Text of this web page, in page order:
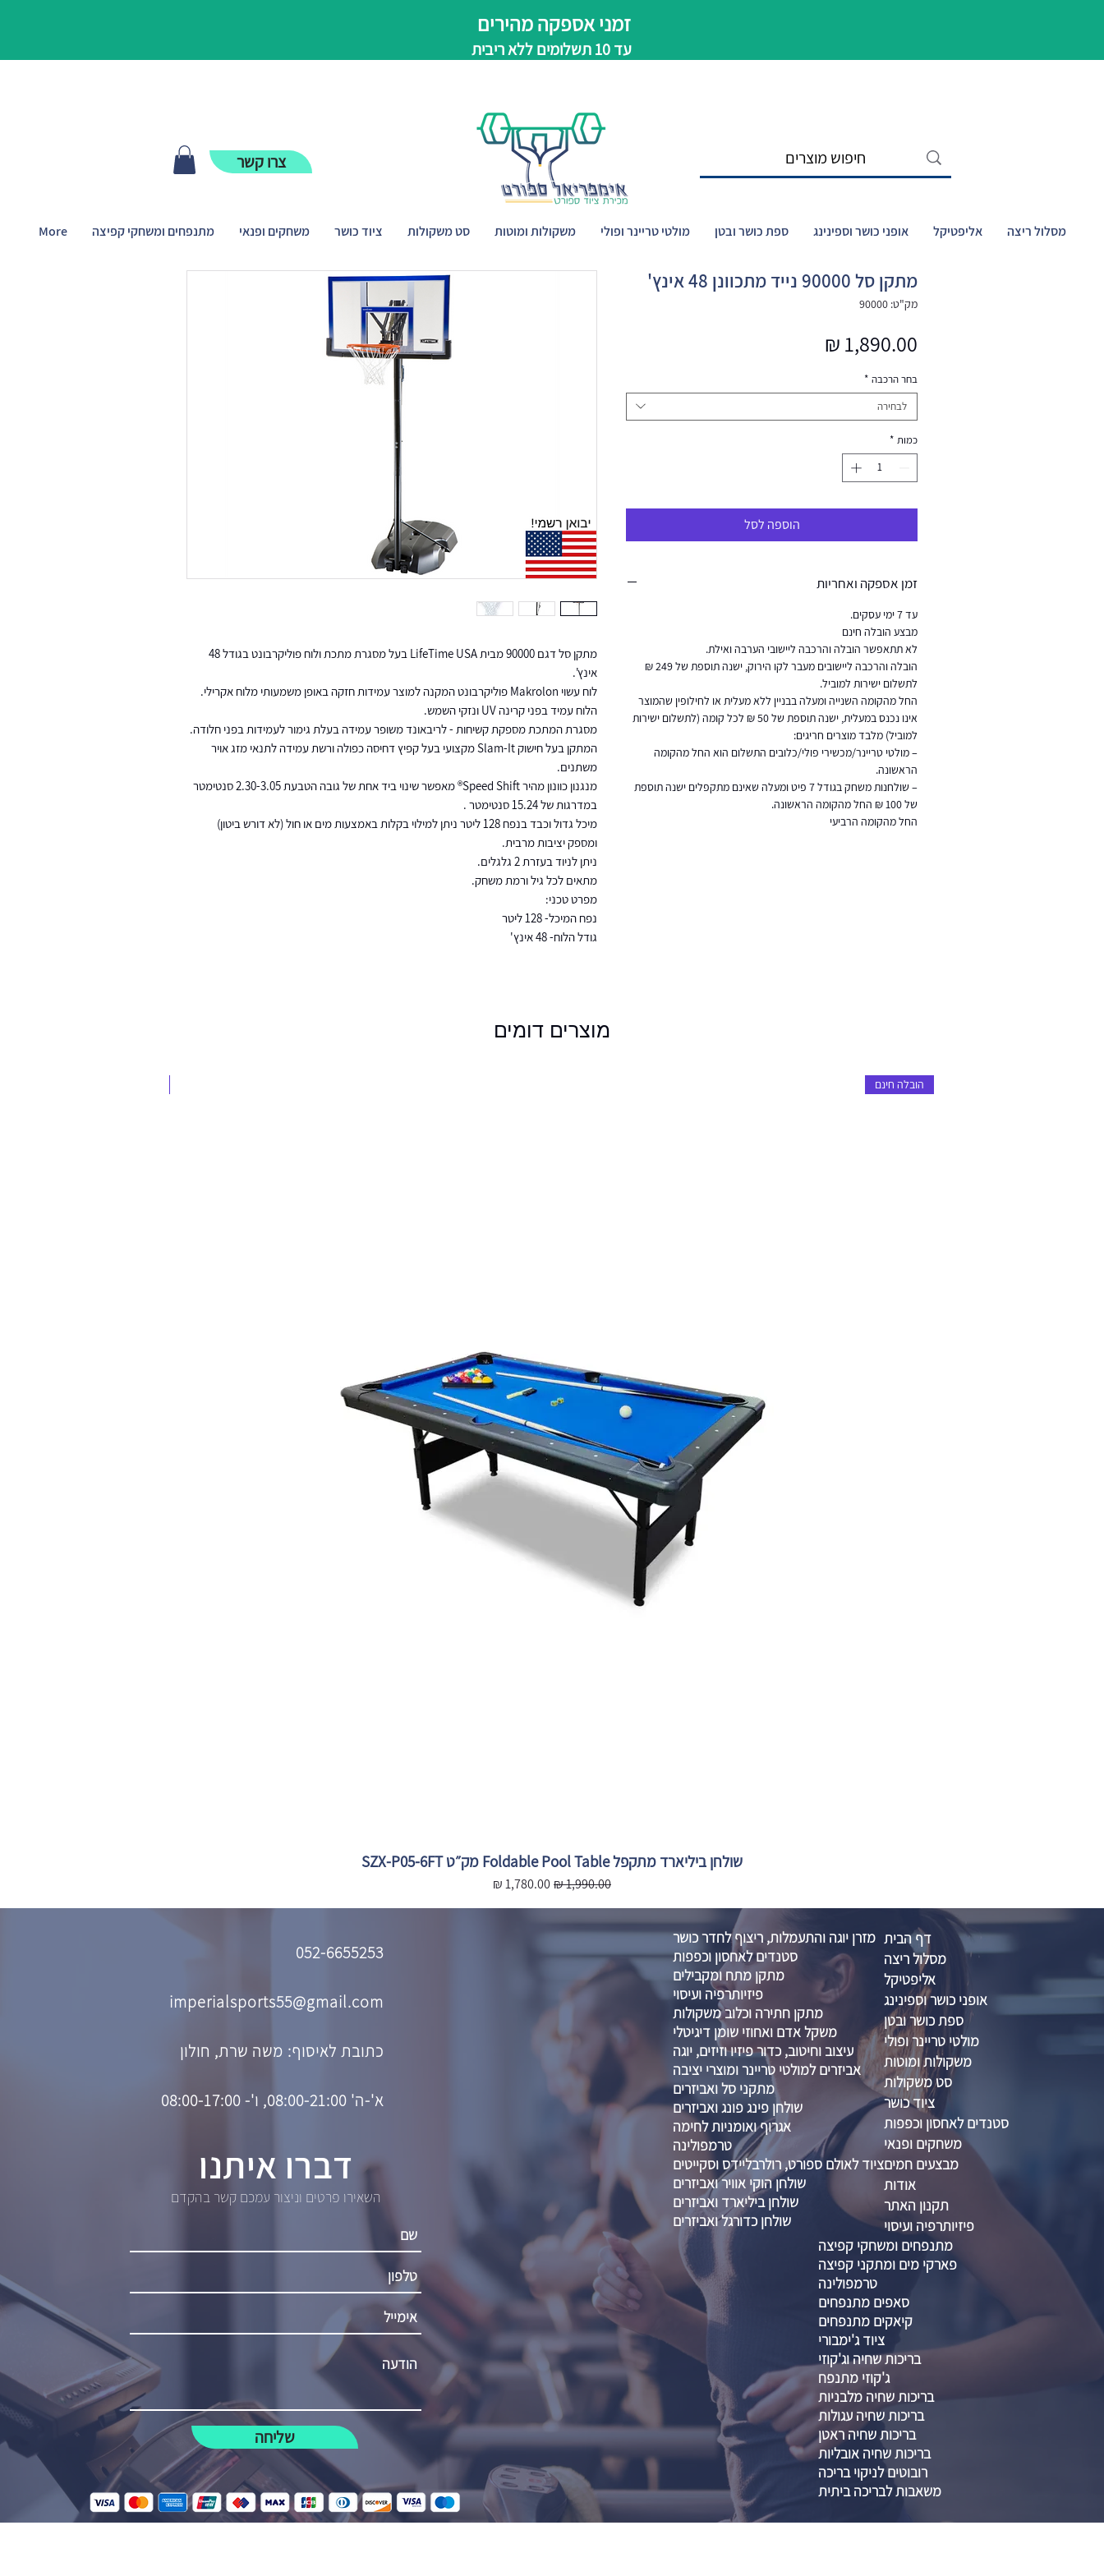
זמני אספקה מהירים
עד 10 תשלומים ללא ריבית
צרו קשר
מסלול ריצה אליפטיקל אופני כושר וספינינג ספת כושר ובטן מולטי טריינר ופולי משקולות ומוטות סט משקולות ציוד כושר משחקים ופנאי מתנפחים ומשחקי קפיצה More
מתקן סל דגם 90000 מבית LifeTime USA בעל מסגרת מתכת ולוח פוליקרבונט בגודל 48
אינץ'.
לוח עשוי Makrolon פוליקרבונט המקנה למוצר עמידות חזקה באופן משמעותי מלוח אקרילי.
הלוח עמיד בפני קרינה UV ונזקי השמש.
מסגרת המתכת מספקת קשיחות - לריבאונד משופר עמידה בעלת גימור לעמידות בפני חלודה.
המתקן בעל חישוק Slam-It מקצועי בעל קפיץ דחיסה כפולה ורשת עמידה לתנאי מזג אויר
משתנים.
מנגנון כוונון מהיר Speed Shift® מאפשר שינוי ביד אחת של גובה הטבעת 2.30-3.05 סנטימטר
במדרגות של 15.24 סנטימטר .
מיכל גדול וכבד בנפח 128 ליטר ניתן למילוי בקלות באמצעות מים או חול (לא דורש ביטון)
ומספק יציבות מרבית.
ניתן לניוד בעזרת 2 גלגלים.
מתאים לכל גיל ורמת משחק.
מפרט טכני:
נפח המיכל- 128 ליטר
גודל הלוח- 48 אינץ'
מתקן סל 90000 נייד מתכוונן 48 אינץ'
מק"ט: 90000
בחר הרכבה *
לבחירה
כמות *
הוספה לסל
זמן אספקה ואחריות
עד 7 ימי עסקים.
מבצע הובלה חינם
לא תתאפשר הובלה והרכבה ליישובי הערבה ואילת.
הובלה והרכבה ליישובים מעבר לקו הירוק, ישנה תוספת של 249 ₪
לתשלום ישירות למוביל.
החל מהקומה השנייה ומעלה בבניין ללא מעלית או לחילופין שהמוצר
אינו נכנס במעלית, ישנה תוספת של 50 ₪ לכל קומה (לתשלום ישירות
למוביל) מלבד מוצרים חריגים:
– מולטי טריינר/מכשירי פולי/כלובים התשלום הוא החל מהקומה
הראשונה.
– שולחנות משחק בגודל 7 פיט ומעלה שאינם מתקפלים ישנה תוספת
של 100 ₪ החל מהקומה הראשונה.
החל מהקומה הרביעי
מוצרים דומים
הובלה חינם
שולחן ביליארד מתקפל Foldable Pool Table מק״ט SZX-P05-6FT
מחיר רגיל מחיר מבצע
052-6655253
imperialsports55@gmail.com
כתובת לאיסוף: משה שרת, חולון
א'-ה' 08:00-21:00, ו'- 08:00-17:00
דברו איתנו
השאירו פרטים וניצור עמכם קשר בהקדם
שליחה
מזרן יוגה והתעמלות, ריצוף לחדר כושר
סטנדים לאחסון וכפפות
מתקן מתח ומקבילים
פיזיותרפיה ועיסוי
מתקן חתירה וכלוב משקולות
משקל אדם ואחוזי שומן דיגיטלי
עיצוב וחיטוב, כדור פיזיו וזיזים, יוגה
אביזרים למולטי טריינר ומוצרי יציבה
מתקני סל ואביזרים
שולחן פינג פונג ואביזרים
אגרוף ואומניות לחימה
טרמפולינה
ציוד לאולם ספורט, רולרבליידס וסקייטים
שולחן הוקי אוויר ואביזרים
שולחן ביליארד ואביזרים
שולחן כדורגל ואביזרים
דף הבית
מסלול ריצה
אליפטיקל
אופני כושר וספינינג
ספת כושר ובטן
מולטי טריינר ופולי
משקולות ומוטות
סט משקולות
ציוד כושר
סטנדים לאחסון וכפפות
משחקים ופנאי
מבצעים חמים
אודות
תקנון האתר
פיזיותרפיה ועיסוי
מתנפחים ומשחקי קפיצה
פארקי מים ומתקני קפיצה
טרמפולינה
סאפים מתנפחים
קיאקים מתנפחים
ציוד ג'ימבורי
בריכות שחיה וג'קוזי
ג'קוזי מתנפח
בריכות שחיה מלבניות
בריכות שחיה עגולות
בריכות שחיה ראטן
בריכות שחיה אובליות
רובוטים לניקוי בריכה
משאבות לבריכה ביתית